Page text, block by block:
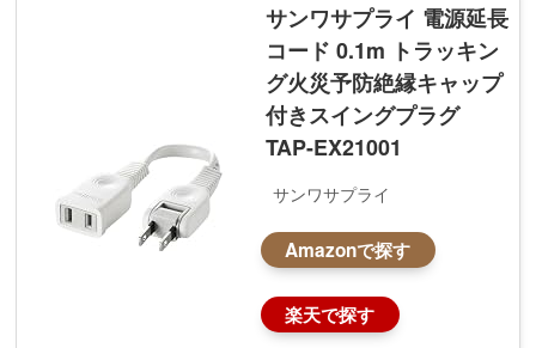
サンワサプライ 電源延長
コード 0.1m トラッキン
グ火災予防絶縁キャップ
付きスイングプラグ
TAP-EX21001
サンワサプライ
Amazonで探す
楽天で探す